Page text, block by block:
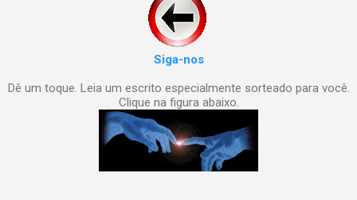
Siga-nos
Dê um toque. Leia um escrito especialmente sorteado para você.
Clique na figura abaixo.